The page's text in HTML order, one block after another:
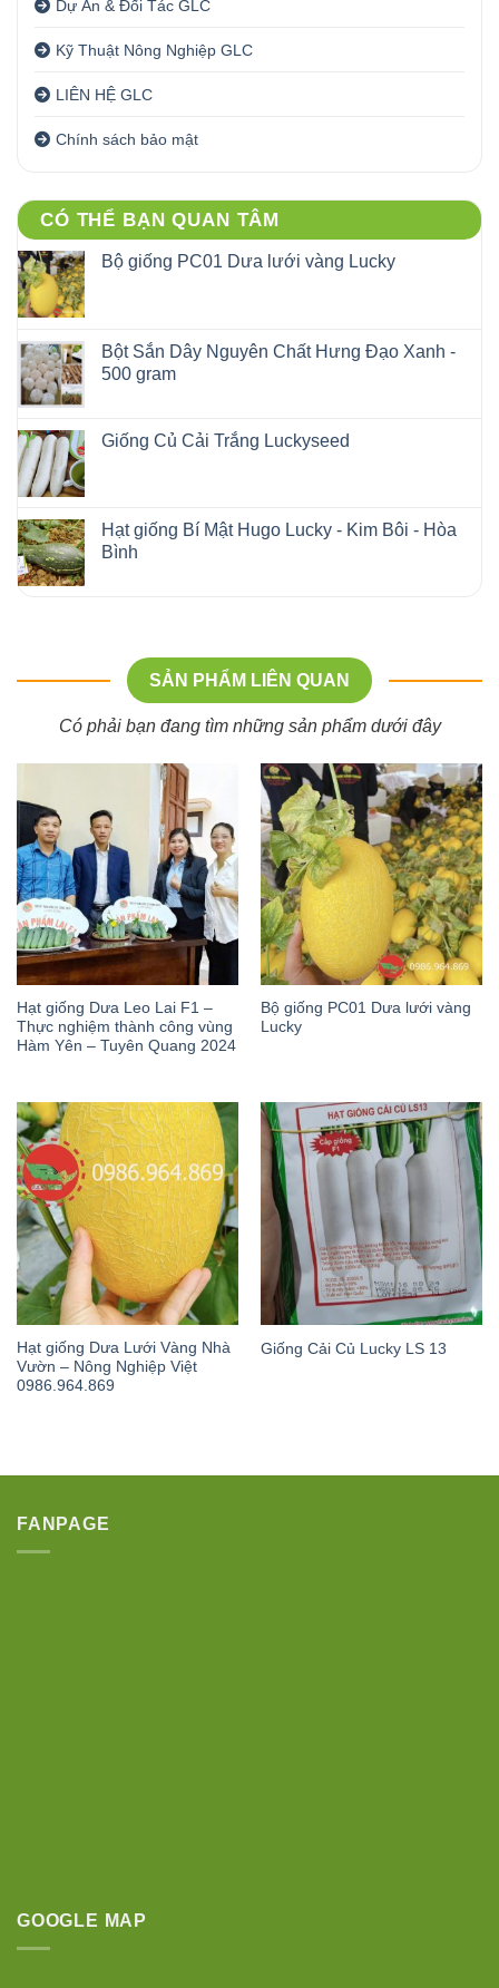
Dự Án & Đối Tác GLC
Kỹ Thuật Nông Nghiệp GLC
LIÊN HỆ GLC
Chính sách bảo mật
CÓ THỂ BẠN QUAN TÂM
Bộ giống PC01 Dưa lưới vàng Lucky
Bột Sắn Dây Nguyên Chất Hưng Đạo Xanh -
500 gram
Giống Củ Cải Trắng Luckyseed
Hạt giống Bí Mật Hugo Lucky - Kim Bôi - Hòa
Bình
SẢN PHẨM LIÊN QUAN
Có phải bạn đang tìm những sản phẩm dưới đây
Hạt giống Dưa Leo Lai F1 –
Thực nghiệm thành công vùng
Hàm Yên – Tuyên Quang 2024
Bộ giống PC01 Dưa lưới vàng
Lucky
Hạt giống Dưa Lưới Vàng Nhà
Vườn – Nông Nghiệp Việt
0986.964.869
Giống Cải Củ Lucky LS 13
FANPAGE
GOOGLE MAP